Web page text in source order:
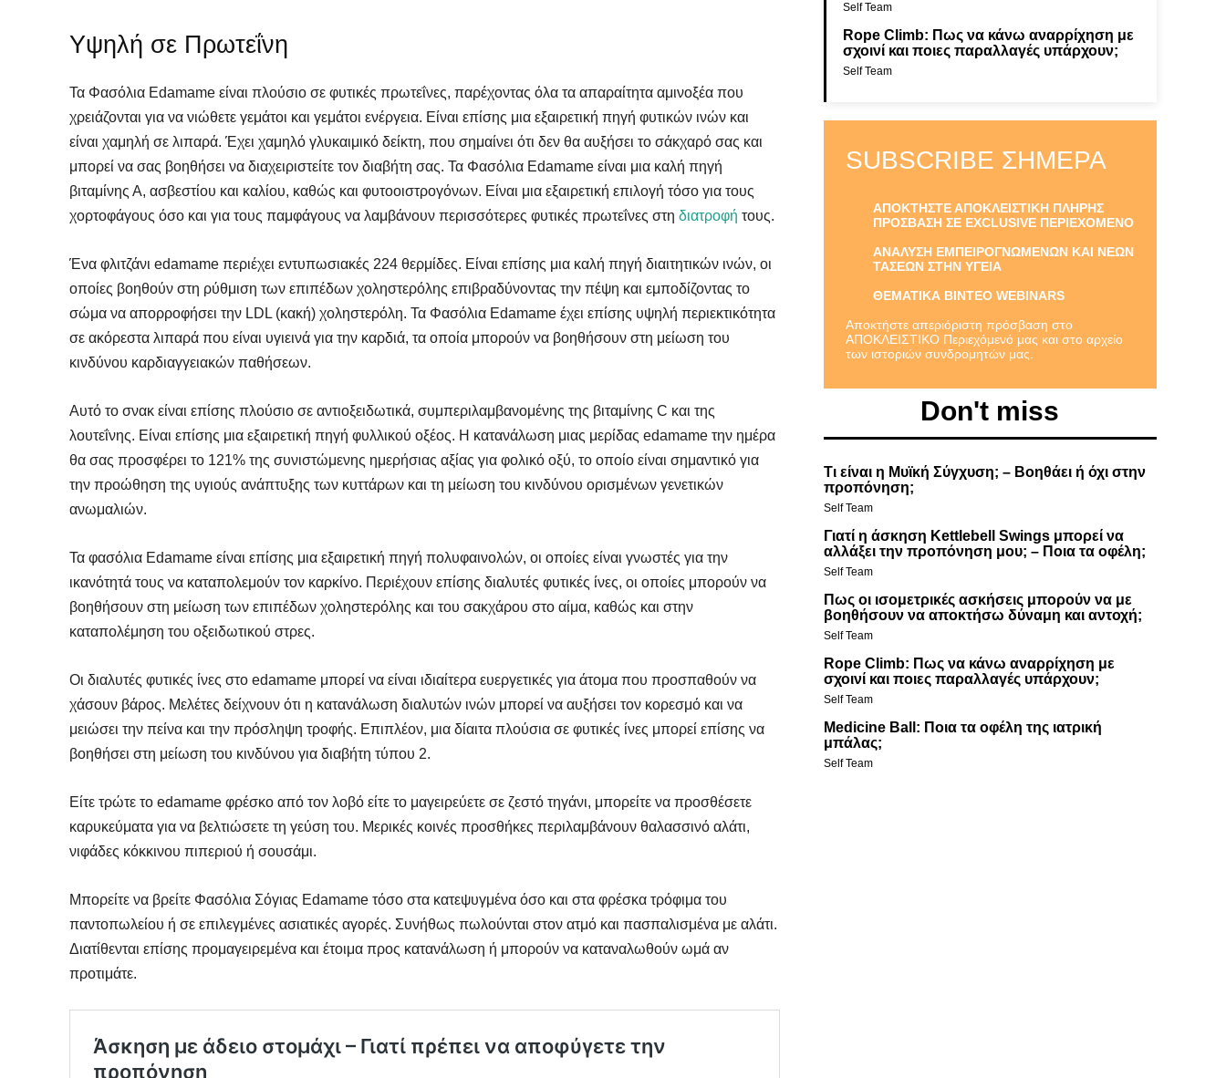
SELF FINDER
Βρες Γυμναστή, Διαιτολόγο,
Γιατρό & Φυσικοθεραπευτή
SELF FINDER
Βρες Γυμναστή, Διαιτολόγο,
Γιατρό & Φυσικοθεραπευτή
Υψηλή σε Πρωτεΐνη
Τα Φασόλια Edamame είναι πλούσιο σε φυτικές πρωτεΐνες, παρέχοντας όλα τα απαραίτητα αμινοξέα που
χρειάζονται για να νιώθετε γεμάτοι και γεμάτοι ενέργεια. Είναι επίσης μια εξαιρετική πηγή φυτικών ινών και
είναι χαμηλή σε λιπαρά. Έχει χαμηλό γλυκαιμικό δείκτη, που σημαίνει ότι δεν θα αυξήσει το σάκχαρό σας και
μπορεί να σας βοηθήσει να διαχειριστείτε τον διαβήτη σας. Τα Φασόλια Edamame είναι μια καλή πηγή
βιταμίνης Α, ασβεστίου και καλίου, καθώς και φυτοοιστρογόνων. Είναι μια εξαιρετική επιλογή τόσο για τους
χορτοφάγους όσο και για τους παμφάγους να λαμβάνουν περισσότερες φυτικές πρωτεΐνες στη διατροφή τους.
Ένα φλιτζάνι edamame περιέχει εντυπωσιακές 224 θερμίδες. Είναι επίσης μια καλή πηγή διαιτητικών ινών, οι
οποίες βοηθούν στη ρύθμιση των επιπέδων χοληστερόλης επιβραδύνοντας την πέψη και εμποδίζοντας το
σώμα να απορροφήσει την LDL (κακή) χοληστερόλη. Τα Φασόλια Edamame έχει επίσης υψηλή περιεκτικότητα
σε ακόρεστα λιπαρά που είναι υγιεινά για την καρδιά, τα οποία μπορούν να βοηθήσουν στη μείωση του
κινδύνου καρδιαγγειακών παθήσεων.
Αυτό το σνακ είναι επίσης πλούσιο σε αντιοξειδωτικά, συμπεριλαμβανομένης της βιταμίνης C και της
λουτεΐνης. Είναι επίσης μια εξαιρετική πηγή φυλλικού οξέος. Η κατανάλωση μιας μερίδας edamame την ημέρα
θα σας προσφέρει το 121% της συνιστώμενης ημερήσιας αξίας για φολικό οξύ, το οποίο είναι σημαντικό για
την προώθηση της υγιούς ανάπτυξης των κυττάρων και τη μείωση του κινδύνου ορισμένων γενετικών
ανωμαλιών.
Τα φασόλια Edamame είναι επίσης μια εξαιρετική πηγή πολυφαινολών, οι οποίες είναι γνωστές για την
ικανότητά τους να καταπολεμούν τον καρκίνο. Περιέχουν επίσης διαλυτές φυτικές ίνες, οι οποίες μπορούν να
βοηθήσουν στη μείωση των επιπέδων χοληστερόλης και του σακχάρου στο αίμα, καθώς και στην
καταπολέμηση του οξειδωτικού στρες.
Οι διαλυτές φυτικές ίνες στο edamame μπορεί να είναι ιδιαίτερα ευεργετικές για άτομα που προσπαθούν να
χάσουν βάρος. Μελέτες δείχνουν ότι η κατανάλωση διαλυτών ινών μπορεί να αυξήσει τον κορεσμό και να
μειώσει την πείνα και την πρόσληψη τροφής. Επιπλέον, μια δίαιτα πλούσια σε φυτικές ίνες μπορεί επίσης να
βοηθήσει στη μείωση του κινδύνου για διαβήτη τύπου 2.
Είτε τρώτε το edamame φρέσκο ​​από τον λοβό είτε το μαγειρεύετε σε ζεστό τηγάνι, μπορείτε να προσθέσετε
καρυκεύματα για να βελτιώσετε τη γεύση του. Μερικές κοινές προσθήκες περιλαμβάνουν θαλασσινό αλάτι,
νιφάδες κόκκινου πιπεριού ή σουσάμι.
Μπορείτε να βρείτε Φασόλια Σόγιας Edamame τόσο στα κατεψυγμένα όσο και στα φρέσκα τρόφιμα του
παντοπωλείου ή σε επιλεγμένες ασιατικές αγορές. Συνήθως πωλούνται στον ατμό και πασπαλισμένα με αλάτι.
Διατίθενται επίσης προμαγειρεμένα και έτοιμα προς κατανάλωση ή μπορούν να καταναλωθούν ωμά αν
προτιμάτε.
Self Team
Rope Climb: Πως να κάνω αναρρίχηση με
σχοινί και ποιες παραλλαγές υπάρχουν;
Self Team
SUBSCRIBE ΣΉΜΕΡΑ
ΑΠΟΚΤΗΣΤΕ ΑΠΟΚΛΕΙΣΤΙΚΗ ΠΛΗΡΗΣ
ΠΡΟΣΒΑΣΗ ΣΕ EXCLUSIVE ΠΕΡΙΕΧΟΜΕΝΟ
ΑΝΑΛΥΣΗ ΕΜΠΕΙΡΟΓΝΩΜΕΝΩΝ ΚΑΙ ΝΕΩΝ
ΤΑΣΕΩΝ ΣΤΗΝ ΥΓΕΙΑ
ΘΕΜΑΤΙΚΑ ΒΙΝΤΕΟ WEBINARS
Αποκτήστε απεριόριστη πρόσβαση στο
ΑΠΟΚΛΕΙΣΤΙΚΟ Περιεχόμενό μας και στο αρχείο
των ιστοριών συνδρομητών μας.
Don't miss
Τι είναι η Μυϊκή Σύγχυση; – Βοηθάει ή όχι στην
προπόνηση;
Self Team
Γιατί η άσκηση Kettlebell Swings μπορεί να
αλλάξει την προπόνηση μου; – Ποια τα οφέλη;
Self Team
Πως οι ισομετρικές ασκήσεις μπορούν να με
βοηθήσουν να αποκτήσω δύναμη και αντοχή;
Self Team
Rope Climb: Πως να κάνω αναρρίχηση με
σχοινί και ποιες παραλλαγές υπάρχουν;
Self Team
Medicine Ball: Ποια τα οφέλη της ιατρική
μπάλας;
Self Team